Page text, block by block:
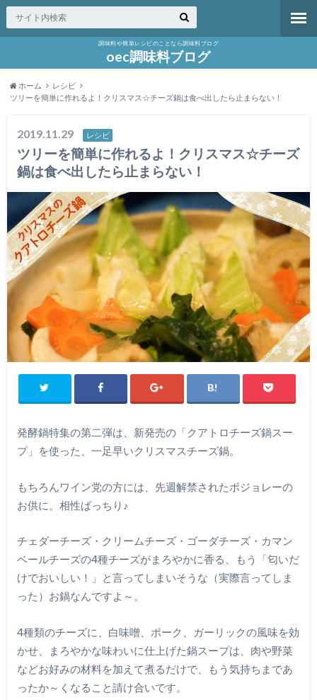
調味料や簡単レシピのことなら調味料ブログ
oec調味料ブログ
ホーム
レシピ
ツリーを簡単に作れるよ！クリスマス☆チーズ鍋は食べ出したら止まらない！
2019.11.29 レシピ
ツリーを簡単に作れるよ！クリスマス☆チーズ
鍋は食べ出したら止まらない！
発酵鍋特集の第二弾は、新発売の「クアトロチーズ鍋スー
プ」を使った、一足早いクリスマスチーズ鍋。
もちろんワイン党の方には、先週解禁されたボジョレーの
お供に。相性ばっちり♪
チェダーチーズ・クリームチーズ・ゴーダチーズ・カマン
ベールチーズの4種チーズがまろやかに香る、もう「匂いだ
けでおいしい！」と言ってしまいそうな（実際言ってしま
った）お鍋なんですよ～。
4種類のチーズに、白味噌、ポーク、ガーリックの風味を効
かせ、まろやかな味わいに仕上げた鍋スープは、肉や野菜
などお好みの材料を加えて煮るだけで、もう気持ちまであ
ったか～くなること請け合いです。